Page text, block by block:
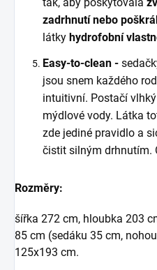
tak, aby poskytovala
zadrhnutí nebo
látky hydrofobní
Easy-to-clean -
jsou snem každého
intuitivní. Postačí
mýdlové vody. Látka
zde jediné pravidlo a
čistit silným drhnutím.
Rozměry:
šířka 272 cm, hloubka 203
85 cm (sedáku 35 cm,
125x193 cm.